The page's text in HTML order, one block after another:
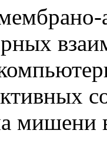
мишени